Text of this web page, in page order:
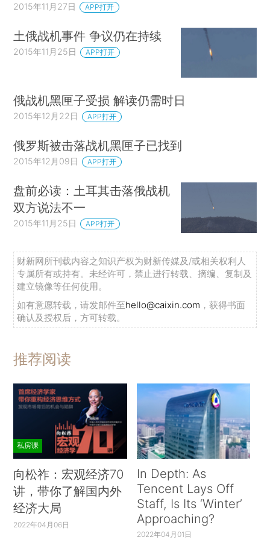
2015年11月27日 APP打开
土俄战机事件 争议仍在持续
2015年11月25日 APP打开
俄战机黑匣子受损 解读仍需时日
2015年12月22日 APP打开
俄罗斯被击落战机黑匣子已找到
2015年12月09日 APP打开
盘前必读：土耳其击落俄战机
双方说法不一
2015年11月25日 APP打开
财新网所刊载内容之知识产权为财新传媒及/或相关权利人
专属所有或持有。未经许可，禁止进行转载、摘编、复制及
建立镜像等任何使用。
如有意愿转载，请发邮件至hello@caixin.com ，获得书面
确认及授权后，方可转载。
推荐阅读
私房课
向松祚：宏观经济70
讲，带你了解国内外
经济大局
2022年04月06日
In Depth: As
Tencent Lays Off
Staff, Is Its ‘Winter’
Approaching?
2022年04月01日